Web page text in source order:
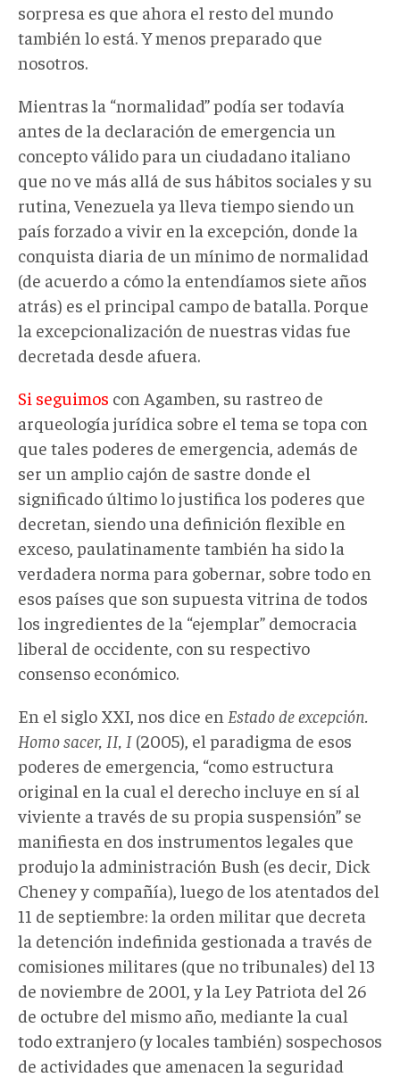
sorpresa es que ahora el resto del mundo
también lo está. Y menos preparado que
nosotros.
Mientras la “normalidad” podía ser todavía
antes de la declaración de emergencia un
concepto válido para un ciudadano italiano
que no ve más allá de sus hábitos sociales y su
rutina, Venezuela ya lleva tiempo siendo un
país forzado a vivir en la excepción, donde la
conquista diaria de un mínimo de normalidad
(de acuerdo a cómo la entendíamos siete años
atrás) es el principal campo de batalla. Porque
la excepcionalización de nuestras vidas fue
decretada desde afuera.
Si seguimos con Agamben, su rastreo de
arqueología jurídica sobre el tema se topa con
que tales poderes de emergencia, además de
ser un amplio cajón de sastre donde el
significado último lo justifica los poderes que
decretan, siendo una definición flexible en
exceso, paulatinamente también ha sido la
verdadera norma para gobernar, sobre todo en
esos países que son supuesta vitrina de todos
los ingredientes de la “ejemplar” democracia
liberal de occidente, con su respectivo
consenso económico.
En el siglo XXI, nos dice en Estado de excepción.
Homo sacer, II, I (2005), el paradigma de esos
poderes de emergencia, “como estructura
original en la cual el derecho incluye en sí al
viviente a través de su propia suspensión” se
manifiesta en dos instrumentos legales que
produjo la administración Bush (es decir, Dick
Cheney y compañía), luego de los atentados del
11 de septiembre: la orden militar que decreta
la detención indefinida gestionada a través de
comisiones militares (que no tribunales) del 13
de noviembre de 2001, y la Ley Patriota del 26
de octubre del mismo año, mediante la cual
todo extranjero (y locales también) sospechosos
de actividades que amenacen la seguridad